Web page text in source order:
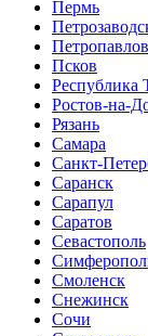
Пермь
Псков
Республика
Ростов-на-
Рязань
Самара
Санкт-
Саранск
Сарапул
Саратов
Севастополь
Смоленск
Снежинск
Сочи